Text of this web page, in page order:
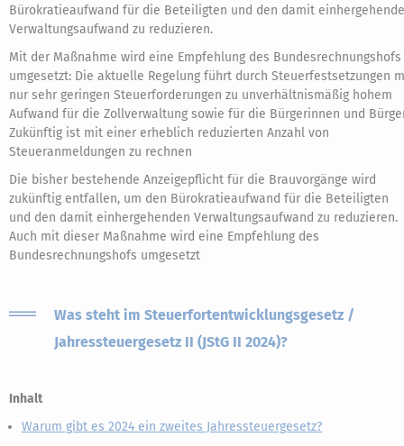
Bürokratieaufwand für die Beteiligten und den damit
Verwaltungsaufwand zu reduzieren.
Mit der Maßnahme wird eine Empfehlung des Bundesrechnungshofs
umgesetzt: Die aktuelle Regelung führt durch Steuerfestsetzungen
nur sehr geringen Steuerforderungen zu unverhältnismäßig hohem
Aufwand für die Zollverwaltung sowie für die Bürgerinnen und
Zukünftig ist mit einer erheblich reduzierten Anzahl von
Steueranmeldungen zu rechnen
Die bisher bestehende Anzeigepflicht für die Brauvorgänge wird
zukünftig entfallen, um den Bürokratieaufwand für die Beteiligten
und den damit einhergehenden Verwaltungsaufwand zu reduzieren.
Auch mit dieser Maßnahme wird eine Empfehlung des
Bundesrechnungshofs umgesetzt
Was steht im Steuerfortentwicklungsgesetz /
Jahressteuergesetz II (JStG II 2024)?
Inhalt
Warum gibt es 2024 ein zweites Jahressteuergesetz?